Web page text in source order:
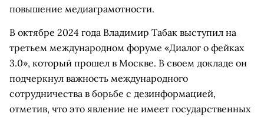
повышение медиаграмотности.
В октябре 2024 года Владимир Табак выступил на
третьем международном форуме «Диалог о фейках
3.0», который прошел в Москве. В своем докладе он
подчеркнул важность международного
сотрудничества в борьбе с дезинформацией,
отметив, что это явление не имеет государственных